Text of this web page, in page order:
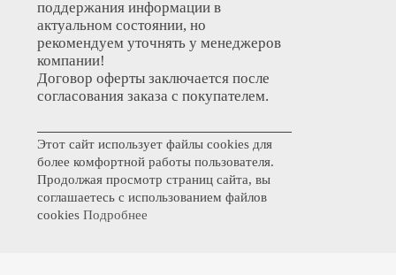
поддержания информации в
актуальном состоянии, но
рекомендуем уточнять у менеджеров
компании!
Договор оферты заключается после
согласования заказа с покупателем.
Этот сайт использует файлы cookies для
более комфортной работы пользователя.
Продолжая просмотр страниц сайта, вы
соглашаетесь с использованием файлов
cookies Подробнее